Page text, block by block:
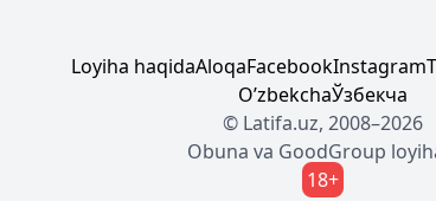
Loyiha haqidaAloqaFacebookInstagram
OʼzbekchaЎзбекча
© Latifa.uz, 2008–2026
Obuna va GoodGroup
18+